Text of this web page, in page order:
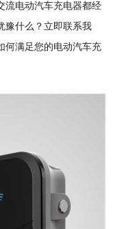
流电动汽车充电器都经
豫什么？立即联系我
何满足您的电动汽车充